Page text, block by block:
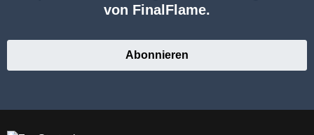
von FinalFlame.
Abonnieren